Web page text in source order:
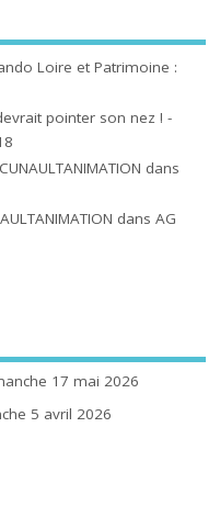
Loire et Patrimoine :
pointer son nez ! -
dans
dansAG
17 mai 2026
5 avril 2026